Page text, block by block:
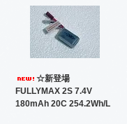
☆新登場
FULLYMAX 2S 7.4V
180mAh 20C 254.2Wh/L